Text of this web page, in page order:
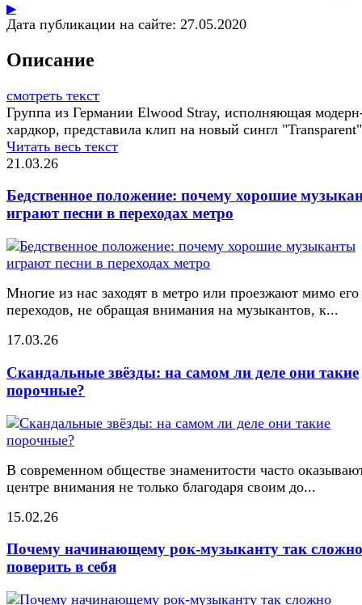
▶
Дата публикации на сайте: 27.05.2020
Описание
смотреть текст
Группа из Германии Elwood Stray, исполняющая
хардкор, представила клип на новый сингл
Читать весь текст
21.03.26
Бедственное положение: почему хорошие
играют песни в переходах метро
Многие из нас заходят в метро или проезжают мимо его
переходов, не обращая внимания на музыкантов, к...
17.03.26
Скандальные звёзды: на самом ли деле они такие
порочные?
В современном обществе знаменитости часто
центре внимания не только благодаря своим до...
15.02.26
Почему начинающему рок-музыканту так сложно
поверить в себя